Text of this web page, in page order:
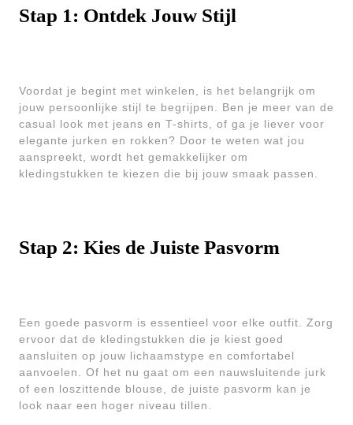
Stap 1: Ontdek Jouw Stijl
Voordat je begint met winkelen, is het belangrijk om
jouw persoonlijke stijl te begrijpen. Ben je meer van de
casual look met jeans en T-shirts, of ga je liever voor
elegante jurken en rokken? Door te weten wat jou
aanspreekt, wordt het gemakkelijker om
kledingstukken te kiezen die bij jouw smaak passen.
Stap 2: Kies de Juiste Pasvorm
Een goede pasvorm is essentieel voor elke outfit. Zorg
ervoor dat de kledingstukken die je kiest goed
aansluiten op jouw lichaamstype en comfortabel
aanvoelen. Of het nu gaat om een nauwsluitende jurk
of een loszittende blouse, de juiste pasvorm kan je
look naar een hoger niveau tillen.